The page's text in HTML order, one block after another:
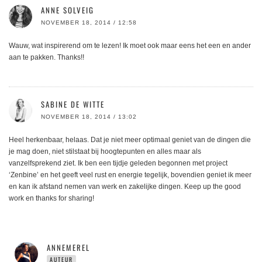
ANNE SOLVEIG
NOVEMBER 18, 2014 / 12:58
Wauw, wat inspirerend om te lezen! Ik moet ook maar eens het een en ander
aan te pakken. Thanks!!
SABINE DE WITTE
NOVEMBER 18, 2014 / 13:02
Heel herkenbaar, helaas. Dat je niet meer optimaal geniet van de dingen die
je mag doen, niet stilstaat bij hoogtepunten en alles maar als
vanzelfsprekend ziet. Ik ben een tijdje geleden begonnen met project
‘Zenbine’ en het geeft veel rust en energie tegelijk, bovendien geniet ik meer
en kan ik afstand nemen van werk en zakelijke dingen. Keep up the good
work en thanks for sharing!
ANNEMEREL
AUTEUR